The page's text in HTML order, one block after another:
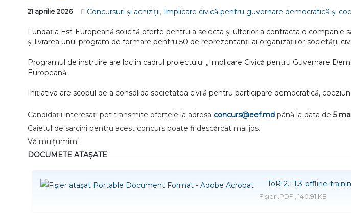
21 aprilie 2026 Concursuri și achiziții, Implicare civică pentru guvernare democratică și
Fundația Est-Europeană solicită oferte pentru a selecta și ulterior a contracta o
și livrarea unui program de formare pentru 50 de reprezentanți ai organizațiilor societății
Programul de instruire are loc în cadrul proiectului „Implicare Civică pentru Guvernare
Europeană.
Inițiativa are scopul de a consolida societatea civilă pentru participare democratică,
Candidații interesați pot transmite ofertele la adresa concurs@eef.md până la data de 5
Caietul de sarcini pentru acest concurs poate fi descărcat mai jos.
Vă mulțumim!
DOCUMETE ATAȘATE
ToR-2.1.1.3-offline-
Fișier .PDF , 140.91 KB